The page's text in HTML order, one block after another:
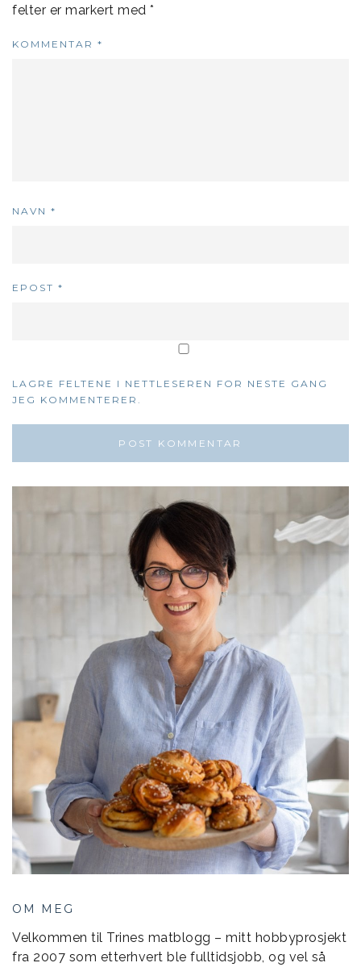
felter er markert med *
KOMMENTAR *
NAVN *
EPOST *
LAGRE FELTENE I NETTLESEREN FOR NESTE GANG
JEG KOMMENTERER.
OM MEG
Velkommen til Trines matblogg – mitt hobbyprosjekt
fra 2007 som etterhvert ble fulltidsjobb, og vel så